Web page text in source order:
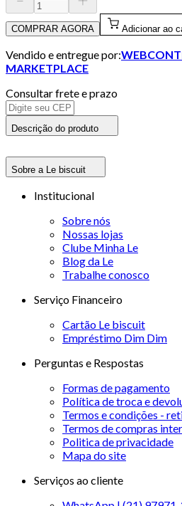
COMPRAR AGORA Adicionar ao
Vendido e entregue por:
MARKETPLACE
Consultar frete e prazo
Descrição do produto
Sobre a Le biscuit
Institucional
Sobre nós
Nossas lojas
Clube Minha Le
Blog da Le
Trabalhe conosco
Serviço Financeiro
Cartão Le biscuit
Empréstimo Dim Dim
Perguntas e Respostas
Formas de pagamento
Política de troca e
Termos e condições -
Termos de compras
Politica de privacidade
Mapa do site
Serviços ao cliente